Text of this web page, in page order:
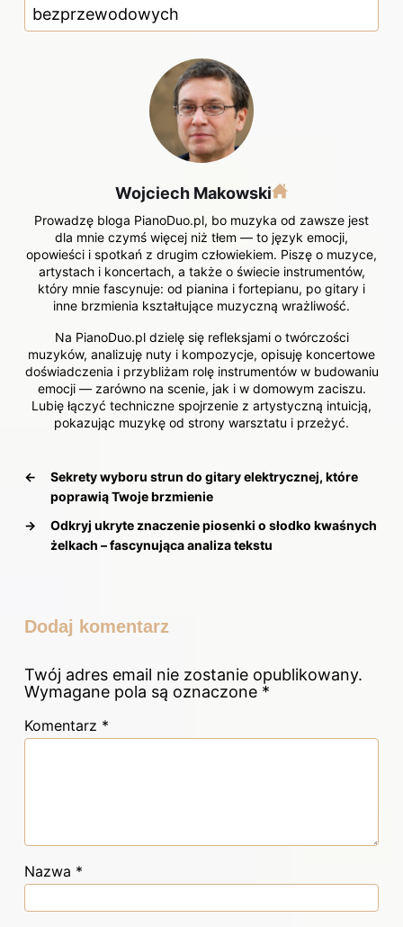
bezprzewodowych
Wojciech Makowski
Prowadzę bloga PianoDuo.pl, bo muzyka od zawsze jest
dla mnie czymś więcej niż tłem — to język emocji,
opowieści i spotkań z drugim człowiekiem. Piszę o muzyce,
artystach i koncertach, a także o świecie instrumentów,
który mnie fascynuje: od pianina i fortepianu, po gitary i
inne brzmienia kształtujące muzyczną wrażliwość.
Na PianoDuo.pl dzielę się refleksjami o twórczości
muzyków, analizuję nuty i kompozycje, opisuję koncertowe
doświadczenia i przybliżam rolę instrumentów w budowaniu
emocji — zarówno na scenie, jak i w domowym zaciszu.
Lubię łączyć techniczne spojrzenie z artystyczną intuicją,
pokazując muzykę od strony warsztatu i przeżyć.
←
Sekrety wyboru strun do gitary elektrycznej, które
poprawią Twoje brzmienie
→
Odkryj ukryte znaczenie piosenki o słodko kwaśnych
żelkach – fascynująca analiza tekstu
Dodaj komentarz
Twój adres email nie zostanie opublikowany.
Wymagane pola są oznaczone *
Komentarz *
Nazwa *